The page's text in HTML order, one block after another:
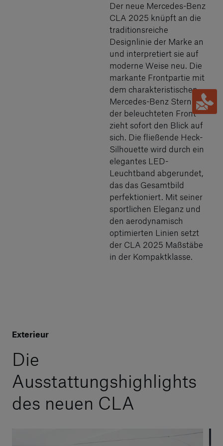
Der neue Mercedes-Benz
CLA 2025 knüpft an die
traditionsreiche
Designlinie der Marke an
und interpretiert sie auf
moderne Weise neu. Die
markante Frontpartie mit
dem charakteristischen
Mercedes-Benz Stern und
der beleuchteten Front
zieht sofort den Blick auf
sich. Die fließende Heck-
Silhouette wird durch ein
elegantes LED-
Leuchtband abgerundet,
das das Gesamtbild
perfektioniert. Mit seiner
sportlichen Eleganz und
den aerodynamisch
optimierten Linien setzt
der CLA 2025 Maßstäbe
in der Kompaktklasse.
Exterieur
Die
Ausstattungshighlights
des neuen CLA